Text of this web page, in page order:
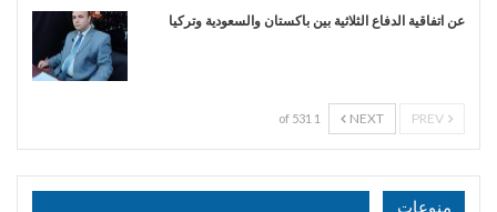
عن اتفاقية الدفاع الثلاثية بين باكستان والسعودية وتركيا
NEXT
1 of 531
منوعات